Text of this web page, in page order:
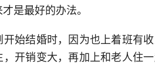
是最好的办法。
始结婚时，因为也上着班有
，开销变大，再加上和老人住